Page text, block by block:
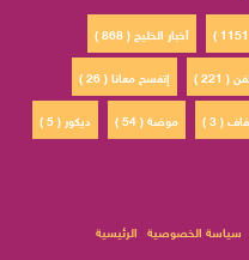
أخبار الخليج ( 868 )
إتفسح معانا ( 26 )
221 )
ديكور ( 5 )
موضة ( 54 ) ( 3 )
الرئيسية سياسة الخصوصية